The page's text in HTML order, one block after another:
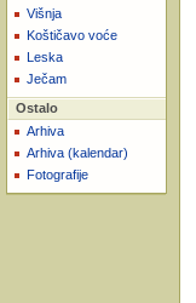
Višnja
Koštičavo voće
Leska
Ječam
Ostalo
Arhiva
Arhiva (kalendar)
Fotografije